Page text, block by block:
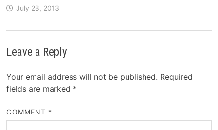
July 28, 2013
Leave a Reply
Your email address will not be published. Required
fields are marked *
COMMENT *